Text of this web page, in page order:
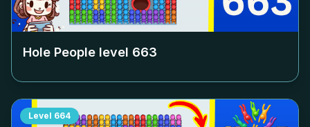
Hole People level 663
Level 664